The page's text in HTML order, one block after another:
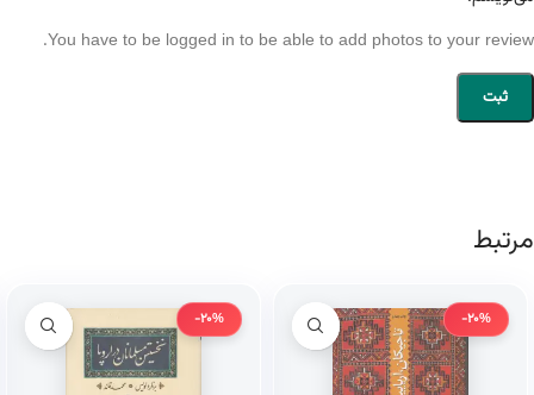
You have to be logged in to be able to add photos to your review.
مرتبط
-20%
-20%